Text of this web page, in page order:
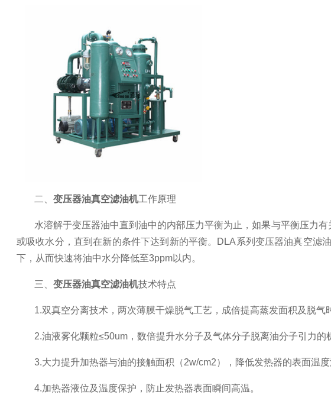
二、 变压器油真空滤油机工作原理
水溶解于变压器油中直到油中的内部压力平衡为止，如果与平衡压力
或吸收水分，直到在新的条件下达到新的平衡。DLA系列变压器油真空滤
下，从而快速将油中水分降低至3ppm以内。
三、 变压器油真空滤油机技术特点
1.双真空分离技术，两次薄膜干燥脱气工艺，成倍提高蒸发面积及脱气
2.油液雾化颗粒≤50um，数倍提升水分子及气体分子脱离油分子引力的
3.大力提升加热器与油的接触面积（2w/cm2），降低发热器的表面温度
4.加热器液位及温度保护，防止发热器表面瞬间高温。